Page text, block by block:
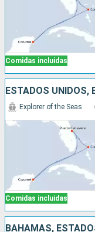
Comidas incluidas
ESTADOS UNIDOS,
Comidas incluidas
Explorer of the Seas
BAHAMAS,